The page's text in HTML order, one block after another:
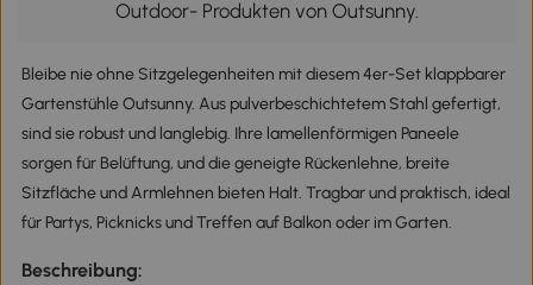
Outdoor- Produkten von Outsunny.
Bleibe nie ohne Sitzgelegenheiten mit diesem 4er-Set klappbarer
Gartenstühle Outsunny. Aus pulverbeschichtetem Stahl gefertigt,
sind sie robust und langlebig. Ihre lamellenförmigen Paneele
sorgen für Belüftung, und die geneigte Rückenlehne, breite
Sitzfläche und Armlehnen bieten Halt. Tragbar und praktisch, ideal
für Partys, Picknicks und Treffen auf Balkon oder im Garten.
Beschreibung: